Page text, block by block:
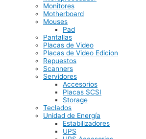
Monitores
Motherboard
Mouses
Pad
Pantallas
Placas de Video
Placas de Video Edicion
Repuestos
Scanners
Servidores
Accesorios
Placas SCSI
Storage
Teclados
Unidad de Energía
Estabilizadores
UPS